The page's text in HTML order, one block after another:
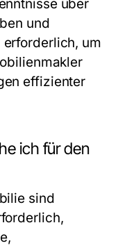
über
und
um
effizienter
ich für den
sind